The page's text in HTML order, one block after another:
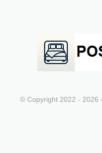
© Copyright 2022 - 2026